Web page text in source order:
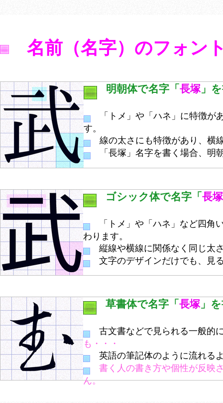
名前（名字）のフォン
明朝体で名字「 長塚」
「トメ」や「ハネ」に特徴が
す。
線の太さにも特徴があり、横
「長塚」名字を書く場合、明
ゴシック体で名字「 長塚
「トメ」や「ハネ」など四角
わります。
縦線や横線に関係なく同じ太
文字のデザインだけでも、見
草書体で名字「 長塚」
古文書などで見られる一般的
も・・・
英語の筆記体のように流れる
書く人の書き方や個性が反映
ん。